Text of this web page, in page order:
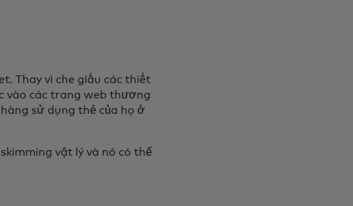
Thay vì che giấu các thiết
vào các trang web thương
sử dụng thẻ của họ ở
vật lý và nó có thể